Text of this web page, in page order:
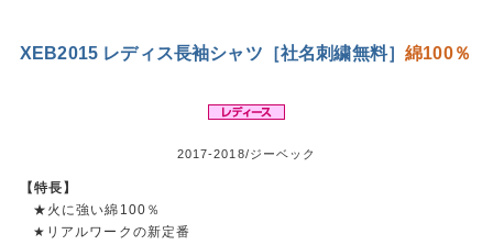
XEB2015 レディス長袖シャツ［社名刺繍無料］綿100％
2017-2018/ジーベック
【特長】
★火に強い綿100％
★リアルワークの新定番